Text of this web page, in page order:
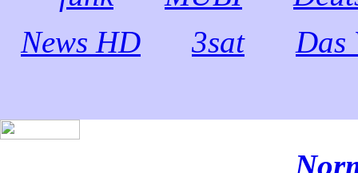
News HD
3sat Das